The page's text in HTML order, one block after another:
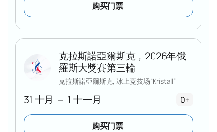
购买门票
31 十月 — 1 十一月
克拉斯諾亞爾斯克，2026年俄
羅斯大獎賽第三輪
克拉斯諾亞爾斯克, 冰上竞技场“Kristall”
0+
购买门票